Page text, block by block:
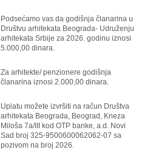
Podsećamo vas da godišnja članarina u
Društvu arhitekata Beograda- Udruženju
arhitekata Srbije za 2026. godinu iznosi
5.000,00 dinara.
Za arhitekte/ penzionere godišnja
članarina iznosi 2.000,00 dinara.
Uplatu možete izvršiti na račun Društva
arhitekata Beograda, Beograd, Kneza
Miloša 7a/III kod OTP banke, a.d. Novi
Sad broj 325-9500600062062-07 sa
pozivom na broj 2026.